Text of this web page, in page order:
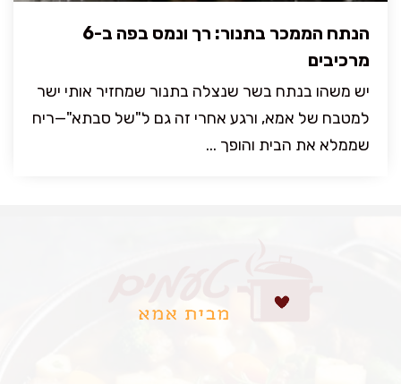
הנתח הממכר בתנור: רך ונמס בפה ב-6
מרכיבים
יש משהו בנתח בשר שנצלה בתנור שמחזיר אותי ישר
למטבח של אמא, ורגע אחרי זה גם ל"של סבתא"—ריח
שממלא את הבית והופך ...